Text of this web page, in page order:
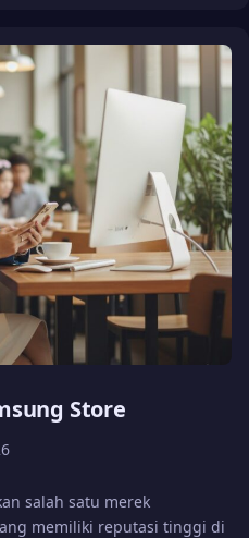
Store
salah satu merek
memiliki reputasi tinggi di